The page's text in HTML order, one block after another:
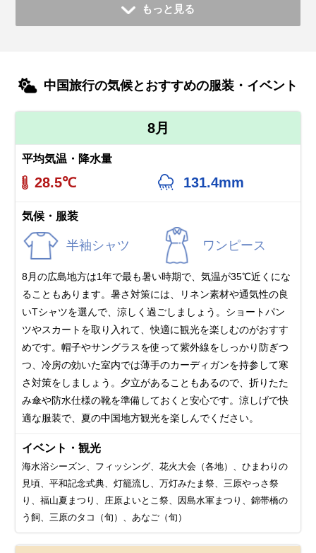
もっと見る
中国旅行の気候とおすすめの服装・イベント
8月
平均気温・降水量
28.5℃ 131.4mm
気候・服装
半袖シャツ ワンピース
8月の広島地方は1年で最も暑い時期で、気温が35℃近くにな
ることもあります。暑さ対策には、リネン素材や通気性の良
いTシャツを選んで、涼しく過ごしましょう。ショートパン
ツやスカートを取り入れて、快適に観光を楽しむのがおすす
めです。帽子やサングラスを使って紫外線をしっかり防ぎつ
つ、冷房の効いた室内では薄手のカーディガンを持参して寒
さ対策をしましょう。夕立があることもあるので、折りたた
み傘や防水仕様の靴を準備しておくと安心です。涼しげで快
適な服装で、夏の中国地方観光を楽しんでください。
イベント・観光
海水浴シーズン、フィッシング、花火大会（各地）、ひまわりの
見頃、平和記念式典、灯籠流し、万灯みたま祭、三原やっさ祭
り、福山夏まつり、庄原よいとこ祭、因島水軍まつり、錦帯橋の
う飼、三原のタコ（旬）、あなご（旬）